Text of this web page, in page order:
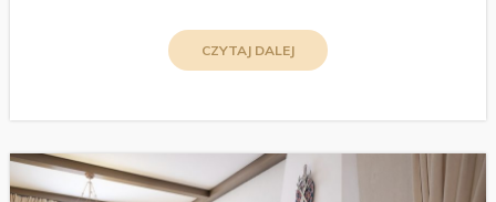
CZYTAJ DALEJ